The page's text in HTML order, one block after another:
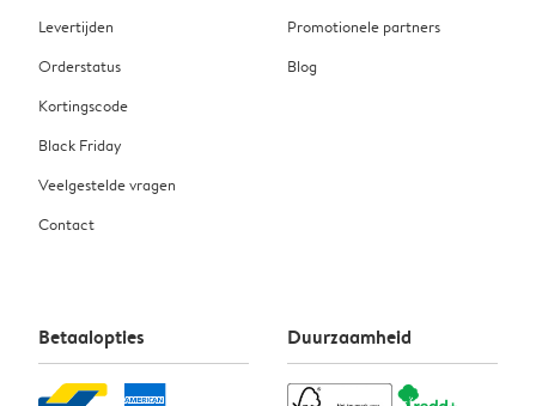
Levertijden
Orderstatus
Kortingscode
Black Friday
Veelgestelde vragen
Contact
Promotionele partners
Blog
Betaalopties Duurzaamheid